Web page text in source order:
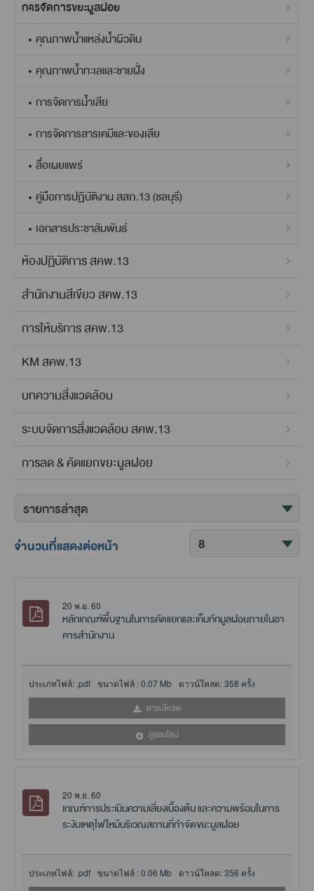
การจัดการขยะมูลฝอย
คุณภาพน้ำแหล่งน้ำผิวดิน
คุณภาพน้ำทะเลและชายฝั่ง
การจัดการน้ำเสีย
การจัดการสารเคมีและของเสีย
สื่อเผยแพร่
คู่มือการปฏิบัติงาน สสภ.13 (ชลบุรี)
เอกสารประชาสัมพันธ์
ห้องปฏิบัติการ สคพ.13
สำนักงานสีเขียว สคพ.13
การให้บริการ สคพ.13
KM สคพ.13
บทความสิ่งแวดล้อม
ระบบจัดการสิ่งแวดล้อม สคพ.13
การลด & คัดแยกขยะมูลฝอย
จำนวนที่แสดงต่อหน้า
20 พ.ย. 60
หลักเกณฑพื้นฐานในการคัดแยกและเก็บกักมูลฝอยภายในอา
คารสํานักงาน
ประเภทไฟล์: .pdf ขนาดไฟล์ :0.07 Mb ดาวน์โหลด:358 ครั้ง
ดาวน์โหลด
ดูออนไลน์
20 พ.ย. 60
เกณฑ์การประเมินความเสี่ยงเบื้องต้น และความพร้อมในการ
ระงับเหตุไฟไหม้บริเวณสถานที่กําจัดขยะมูลฝอย
ประเภทไฟล์: .pdf ขนาดไฟล์ :0.06 Mb ดาวน์โหลด:356 ครั้ง